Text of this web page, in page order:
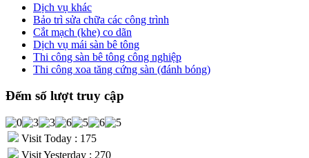
Dịch vụ khác
Bảo trì sửa chữa các công trình
Cắt mạch (khe) co dãn
Dịch vụ mái sàn bê tông
Thi công sàn bê tông công nghiệp
Thi công xoa tăng cứng sàn (đánh bóng)
Đếm số lượt truy cập
Visit Today : 175
Visit Yesterday : 270